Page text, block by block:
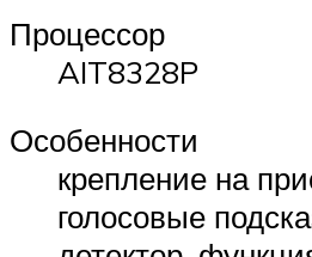
Процессор
AIT8328P
Особенности
крепление на
голосовые